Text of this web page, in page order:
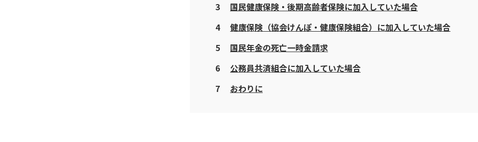
3
国民健康保険・後期高齢者保険に加入していた場合
4
健康保険（協会けんぽ・健康保険組合）に加入していた場合
5
国民年金の死亡一時金請求
6
公務員共済組合に加入していた場合
7
おわりに